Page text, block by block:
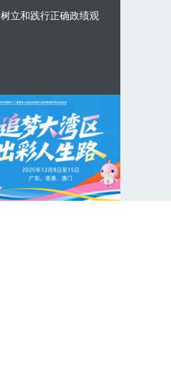
树立和践行正确政绩观